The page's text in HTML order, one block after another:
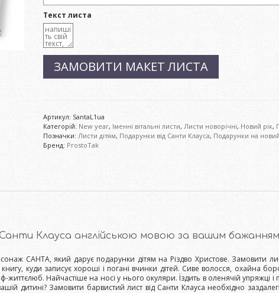
Текст листа
ЗАМОВИТИ МАКЕТ ЛИСТА
Артикул: SantaL1ua
Категорій: New year, Іменні вітальні листи, Листи новорічні, Новий рік,
Позначки: Листи дітям, Подарунки від Санти Клауса, Подарунки на
Бренд: ProstoTak
Клауса англійською мовою за вашим
САНТА, який дарує подарунки дітям на Різдво Христове. Замовити
куди записує хороші і погані вчинки дітей. Сиве волосся, охайна
життєлюб. Найчастіше на носі у нього окуляри. Їздить в оленячій упряжці
дитині? Замовити барвистий лист від Санти Клауса необхідно